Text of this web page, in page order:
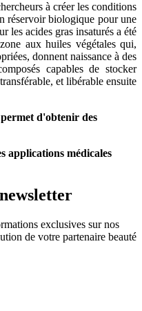
à créer les conditions
réservoir biologique pour une
les acides gras insaturés a été
aux huiles végétales qui,
donnent naissance à des
capables de stocker
et libérable ensuite
d'obtenir des
applications médicales
exclusives sur nos
de votre partenaire beauté